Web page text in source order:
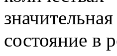
состояние в